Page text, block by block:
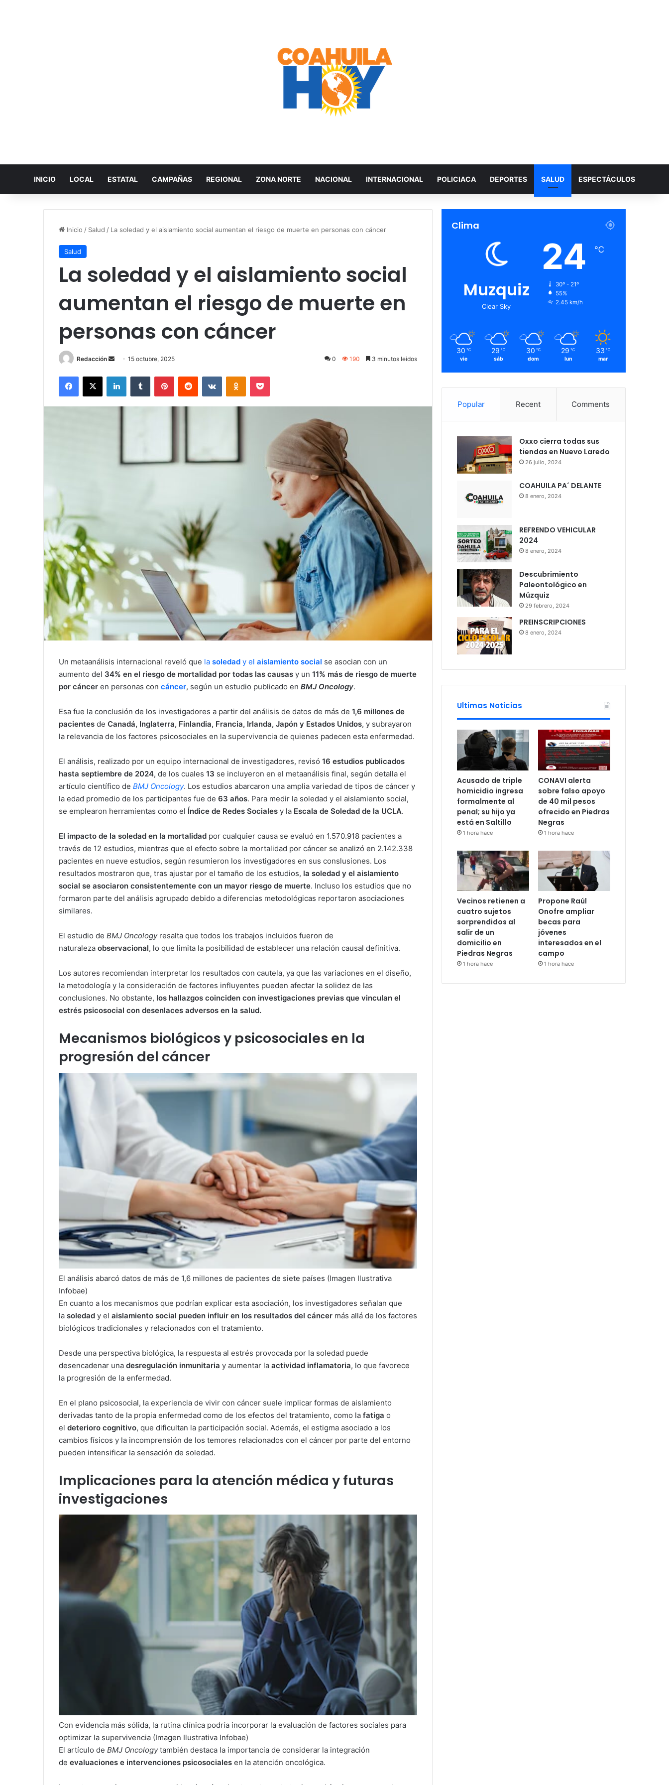
INICIO LOCAL ESTATAL CAMPAÑAS REGIONAL ZONA NORTE NACIONAL INTERNACIONAL POLICIACA DEPORTES SALUD ESPECTÁCULOS
Inicio / Salud / La soledad y el aislamiento social aumentan el riesgo de muerte en personas con cáncer
Salud
La soledad y el aislamiento social
aumentan el riesgo de muerte en
personas con cáncer
Redacción
n
d
a
15 octubre, 2025 0 190 3 minutos leidos
Un metaanálisis internacional reveló que la soledad y el aislamiento social se asocian con un
aumento del 34% en el riesgo de mortalidad por todas las causas y un 11% más de riesgo de muerte
por cáncer en personas con cáncer, según un estudio publicado en BMJ Oncology.
Esa fue la conclusión de los investigadores a partir del análisis de datos de más de 1,6 millones de
pacientes de Canadá, Inglaterra, Finlandia, Francia, Irlanda, Japón y Estados Unidos, y subrayaron
la relevancia de los factores psicosociales en la supervivencia de quienes padecen esta enfermedad.
El análisis, realizado por un equipo internacional de investigadores, revisó 16 estudios publicados
hasta septiembre de 2024, de los cuales 13 se incluyeron en el metaanálisis final, según detalla el
artículo científico de BMJ Oncology. Los estudios abarcaron una amplia variedad de tipos de cáncer y
la edad promedio de los participantes fue de 63 años. Para medir la soledad y el aislamiento social,
se emplearon herramientas como el Índice de Redes Sociales y la Escala de Soledad de la UCLA.
El impacto de la soledad en la mortalidad por cualquier causa se evaluó en 1.570.918 pacientes a
través de 12 estudios, mientras que el efecto sobre la mortalidad por cáncer se analizó en 2.142.338
pacientes en nueve estudios, según resumieron los investigadores en sus conslusiones. Los
resultados mostraron que, tras ajustar por el tamaño de los estudios, la soledad y el aislamiento
social se asociaron consistentemente con un mayor riesgo de muerte. Incluso los estudios que no
formaron parte del análisis agrupado debido a diferencias metodológicas reportaron asociaciones
similares.
El estudio de BMJ Oncologyresalta que todos los trabajos incluidos fueron de
naturaleza observacional, lo que limita la posibilidad de establecer una relación causal definitiva.
Los autores recomiendan interpretar los resultados con cautela, ya que las variaciones en el diseño,
la metodología y la consideración de factores influyentes pueden afectar la solidez de las
conclusiones. No obstante, los hallazgos coinciden con investigaciones previas que vinculan el
estrés psicosocial con desenlaces adversos en la salud.
Mecanismos biológicos y psicosociales en la
progresión del cáncer
El análisis abarcó datos de más de 1,6 millones de pacientes de siete países (Imagen Ilustrativa
Infobae)
En cuanto a los mecanismos que podrían explicar esta asociación, los investigadores señalan que
la soledad y el aislamiento social pueden influir en los resultados del cáncer más allá de los factores
biológicos tradicionales y relacionados con el tratamiento.
Desde una perspectiva biológica, la respuesta al estrés provocada por la soledad puede
desencadenar una desregulación inmunitaria y aumentar la actividad inflamatoria, lo que favorece
la progresión de la enfermedad.
En el plano psicosocial, la experiencia de vivir con cáncer suele implicar formas de aislamiento
derivadas tanto de la propia enfermedad como de los efectos del tratamiento, como la fatiga o
el deterioro cognitivo, que dificultan la participación social. Además, el estigma asociado a los
cambios físicos y la incomprensión de los temores relacionados con el cáncer por parte del entorno
pueden intensificar la sensación de soledad.
Implicaciones para la atención médica y futuras
investigaciones
Con evidencia más sólida, la rutina clínica podría incorporar la evaluación de factores sociales para
optimizar la supervivencia (Imagen Ilustrativa Infobae)
El artículo de BMJ Oncologytambién destaca la importancia de considerar la integración
de evaluaciones e intervenciones psicosociales en la atención oncológica.
Clima
Muzquiz
Clear Sky
24 ℃
30º - 21º
55%
2.45 km/h
30 ℃
vie
29 ℃
sáb
30 ℃
dom
29 ℃
lun
33 ℃
mar
Popular Recent Comments
Oxxo cierra todas sus
tiendas en Nuevo Laredo
26 julio, 2024
COAHUILA PA´ DELANTE
8 enero, 2024
REFRENDO VEHICULAR
2024
8 enero, 2024
Descubrimiento
Paleontológico en
Múzquiz
29 febrero, 2024
PREINSCRIPCIONES
8 enero, 2024
Ultimas Noticias
Acusado de triple
homicidio ingresa
formalmente al
penal; su hijo ya
está en Saltillo
1 hora hace
CONAVI alerta
sobre falso apoyo
de 40 mil pesos
ofrecido en Piedras
Negras
1 hora hace
Vecinos retienen a
cuatro sujetos
sorprendidos al
salir de un
domicilio en
Piedras Negras
1 hora hace
Propone Raúl
Onofre ampliar
becas para
jóvenes
interesados en el
campo
1 hora hace